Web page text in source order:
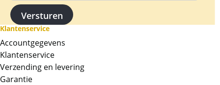
Levering
Per bestelling leveren wij de gekochte stuivers
bestellen. De prijs die u ziet, is per 1 stuiver,
wij kunnen niet per jaartal uitzoeken! Indien u
een serie wilt, verwijzen wij u naar de
Klantenservice
Accountgegevens
Klantenservice
Verzending en levering
Garantie